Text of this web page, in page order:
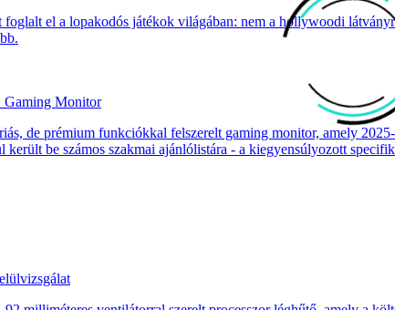
el a lopakodós játékok világában: nem a hollywoodi
Monitor
de prémium funkciókkal felszerelt gaming monitor, amely
be számos szakmai ajánlólistára - a kiegyensúlyozott